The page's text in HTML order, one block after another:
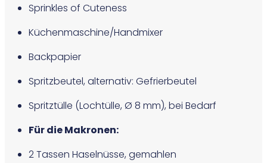
Sprinkles of Cuteness
Küchenmaschine/Handmixer
Backpapier
Spritzbeutel, alternativ: Gefrierbeutel
Spritztülle (Lochtülle, Ø 8 mm), bei Bedarf
Für die Makronen:
2 Tassen Haselnüsse, gemahlen